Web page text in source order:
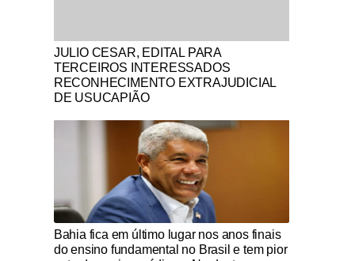
Notícias Católicas
JULIO CESAR, EDITAL PARA
TERCEIROS INTERESSADOS
RECONHECIMENTO EXTRAJUDICIAL
DE USUCAPIÃO
Notícias Católicas
Bahia fica em último lugar nos anos finais
do ensino fundamental no Brasil e tem pior